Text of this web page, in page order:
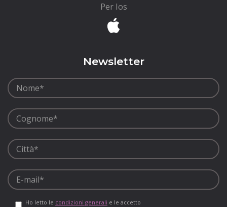
Per Ios
Newsletter
Ho letto le condizioni generali e le accetto